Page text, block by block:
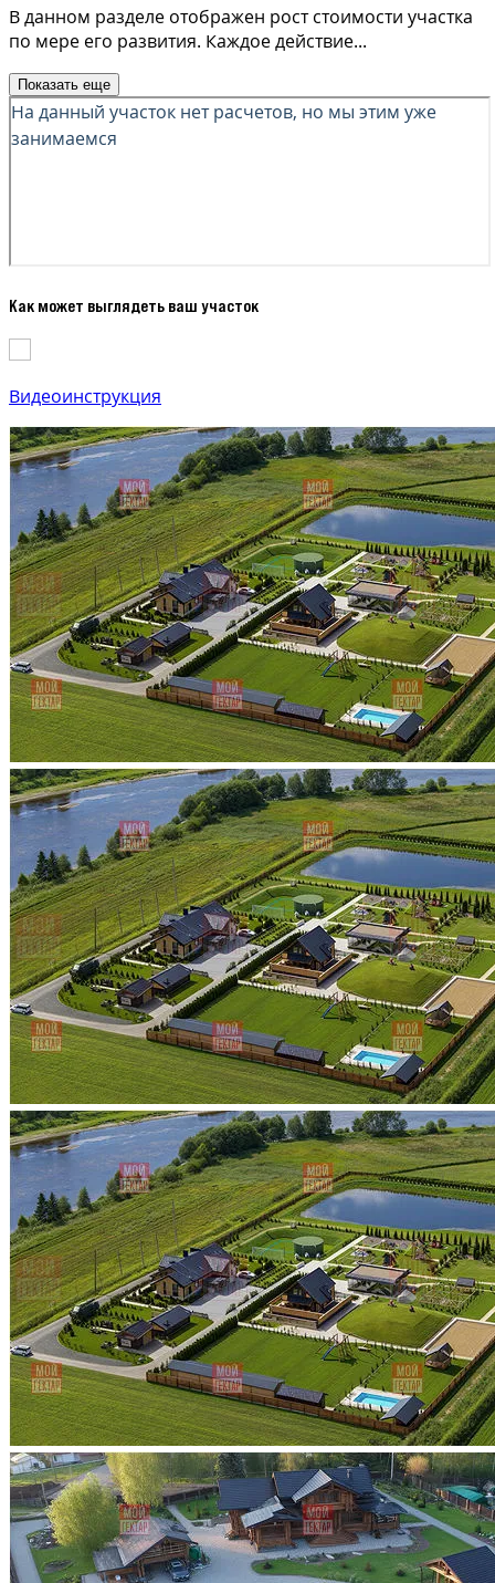
В данном разделе отображен рост стоимости участка
по мере его развития. Каждое действие...
Показать еще
Как может выглядеть ваш участок
Видеоинструкция